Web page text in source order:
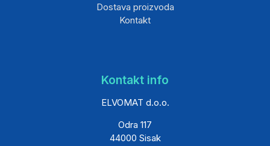
Dostava proizvoda
Kontakt
Kontakt info
ELVOMAT d.o.o.
Odra 117
44000 Sisak